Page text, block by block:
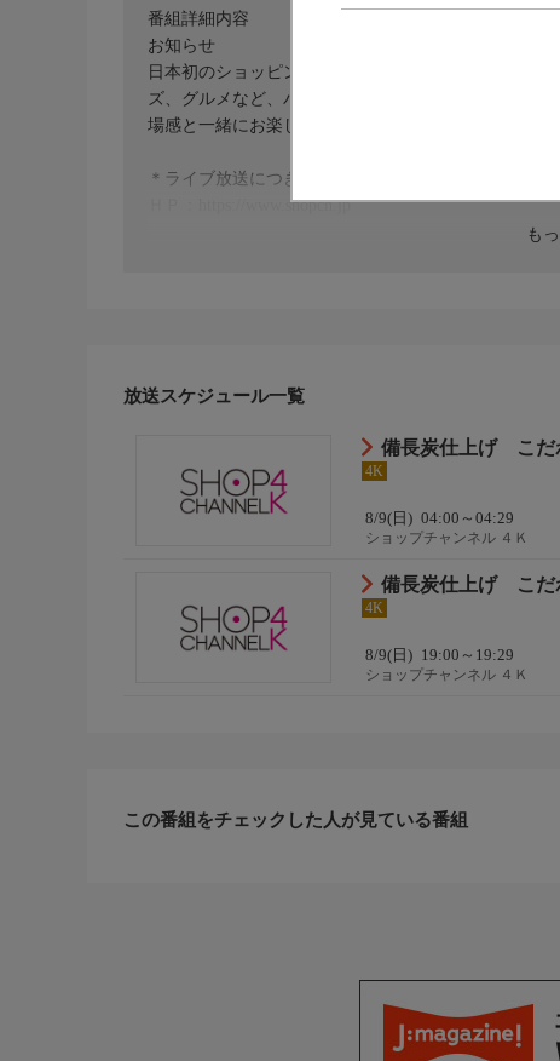
も
番組詳細内容
お知らせ
日本初のショッピング専門チャンネルとして1996年
ズ、グルメなど、バイヤーが厳選した商品を24時間
場感と一緒にお楽しみください。
＊ライブ放送につき、番組および商品内容に変更が生
ＨＰ：https://www.shopch.jp
放送スケジュール一覧
備長炭仕上げ こだ
4K
8/9(日) 04:00～04:29
ショップチャンネル ４Ｋ
備長炭仕上げ こだ
4K
8/9(日) 19:00～19:29
ショップチャンネル ４Ｋ
この番組をチェックした人が見ている番組